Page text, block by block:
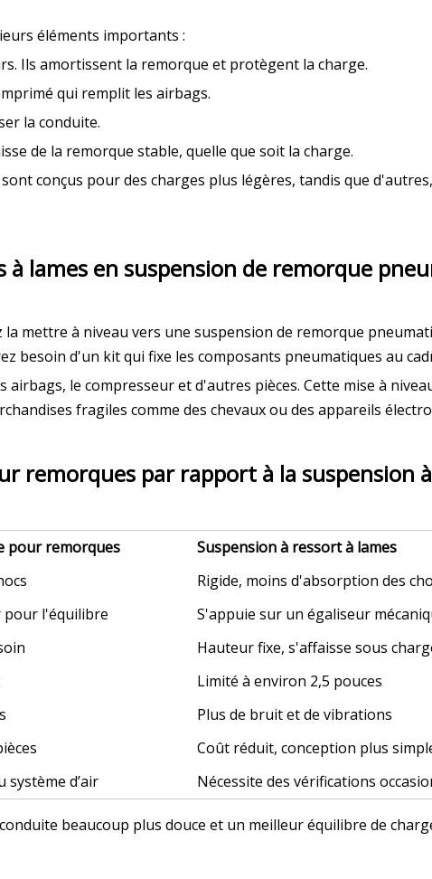
éléments importants :
Ils amortissent la remorque et protègent la charge.
qui remplit les airbags.
la conduite.
de la remorque stable, quelle que soit la charge.
conçus pour des charges plus légères, tandis que
lames en suspension de remorque
mettre à niveau vers une suspension de remorque
besoin d'un kit qui fixe les composants pneumatiques au
le compresseur et d'autres pièces. Cette mise à
fragiles comme des chevaux ou des appareils
remorques par rapport à la suspension
pour remorques
Suspension à ressort à lames
Rigide, moins d'absorption des
pour l'équilibre
S'appuie sur un égaliseur
Hauteur fixe, s'affaisse sous
Limité à environ 2,5 pouces
Plus de bruit et de vibrations
Coût réduit, conception plus
système d’air Nécessite des vérifications
beaucoup plus douce et un meilleur équilibre de